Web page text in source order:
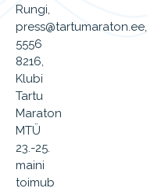
Rungi,
press@tartumaraton.ee,
5556
8216,
Klubi
Tartu
Maraton
MTÜ
23.-25.
maini
toimub